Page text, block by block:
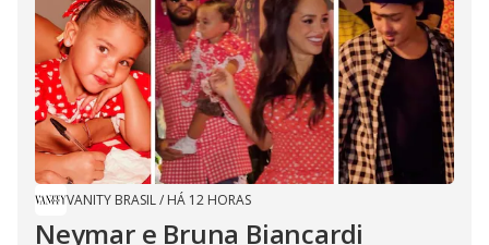
VANITY BRASIL/ HÁ 12 HORAS
Neymar e Bruna Biancardi